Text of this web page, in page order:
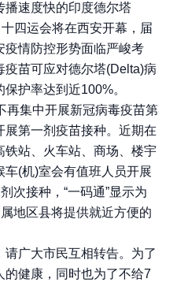
播速度快的印度德尔塔
四运会将在西安开幕，届
疫情防控形势面临严峻考
苗可应对德尔塔(Delta)病
护率达到近100%。
集中开展新冠病毒疫苗第
第一剂疫苗接种。近期在
站、火车站、商场、楼宇
(机)室会有值班人员开展
次接种，“一码通”显示为
地区县将提供就近方便的
广大市民互相转告。为了
健康，同时也为了不给7